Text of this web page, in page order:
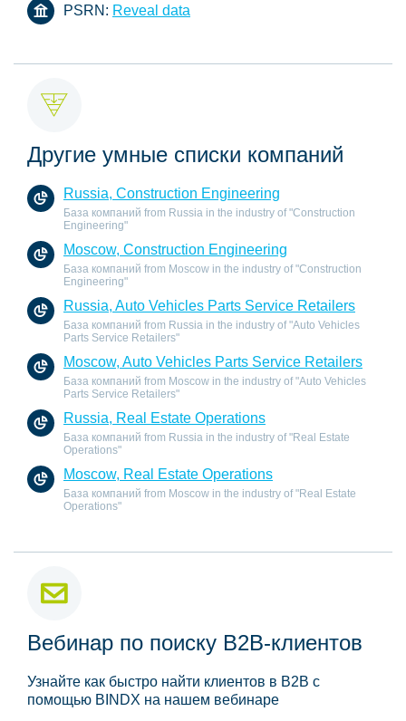
PSRN: Reveal data
Другие умные списки компаний
Russia, Construction Engineering
База компаний from Russia in the industry of "Construction
Engineering"
Moscow, Construction Engineering
База компаний from Moscow in the industry of "Construction
Engineering"
Russia, Auto Vehicles Parts Service Retailers
База компаний from Russia in the industry of "Auto Vehicles
Parts Service Retailers"
Moscow, Auto Vehicles Parts Service Retailers
База компаний from Moscow in the industry of "Auto Vehicles
Parts Service Retailers"
Russia, Real Estate Operations
База компаний from Russia in the industry of "Real Estate
Operations"
Moscow, Real Estate Operations
База компаний from Moscow in the industry of "Real Estate
Operations"
Вебинар по поиску B2B-клиентов
Узнайте как быстро найти клиентов в B2B с
помощью BINDX на нашем вебинаре